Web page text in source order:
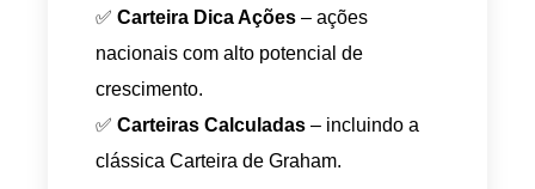
✅ Carteira Dica Ações – ações
nacionais com alto potencial de
crescimento.
✅ Carteiras Calculadas – incluindo a
clássica Carteira de Graham.